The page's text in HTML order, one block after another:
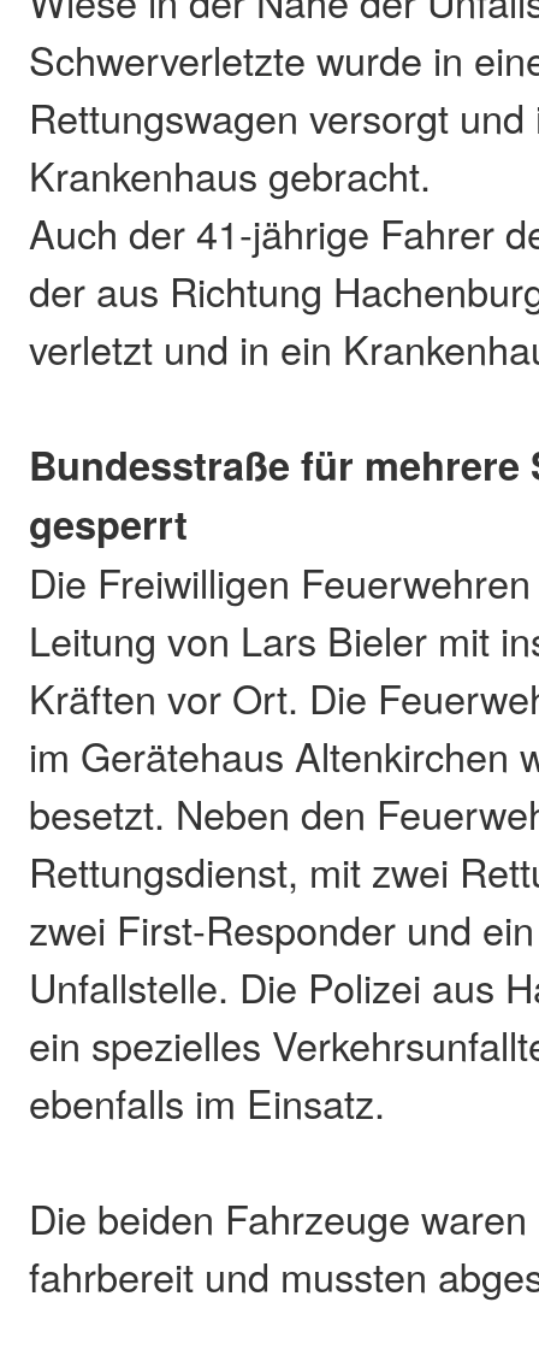
Schwerverletzte wurde in
Rettungswagen versorgt und
Krankenhaus gebracht.
Auch der 41-jährige Fahrer
der aus Richtung
verletzt und in ein
Bundesstraße für mehrere
gesperrt
Die Freiwilligen
Leitung von Lars Bieler mit
Kräften vor Ort. Die
im Gerätehaus Altenkirchen
besetzt. Neben den
Rettungsdienst, mit zwei
zwei First-Responder und
Unfallstelle. Die Polizei aus
ein spezielles
ebenfalls im Einsatz.
Die beiden Fahrzeuge
fahrbereit und mussten